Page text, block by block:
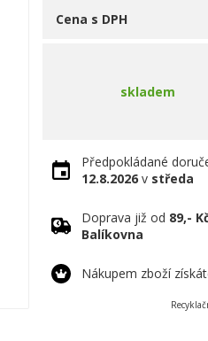
Cena s DPH
skladem
Předpokládané
12.8.2026 v středa
Doprava již od 89,-
Balíkovna
Nákupem zboží